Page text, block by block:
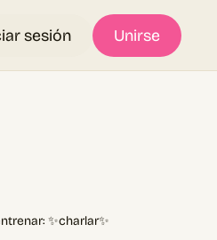
sesión Unirse
✨charlar✨